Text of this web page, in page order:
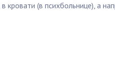
кровати (в психбольнице), а